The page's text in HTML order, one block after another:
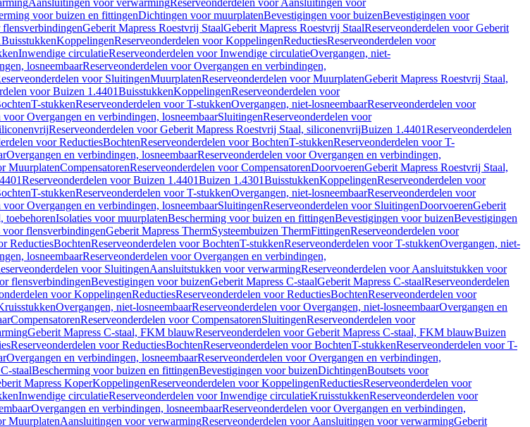
Aansluitingen voor verwarmingReserveonderdelen voor Aansluitingen voor
voor buizen en fittingenDichtingen voor muurplatenBevestigingen voor buizenBevestigingen voor
Geberit Mapress Roestvrij StaalGeberit Mapress Roestvrij StaalReserveonderdelen voor Geberit
BuisstukkenKoppelingenReserveonderdelen voor KoppelingenReductiesReserveonderdelen voor
Inwendige circulatieReserveonderdelen voor Inwendige circulatieOvergangen, niet-
losneembaarReserveonderdelen voor Overgangen en verbindingen,
voor SluitingenMuurplatenReserveonderdelen voor MuurplatenGeberit Mapress Roestvrij Staal,
voor Buizen 1.4401BuisstukkenKoppelingenReserveonderdelen voor
T-stukkenReserveonderdelen voor T-stukkenOvergangen, niet-losneembaarReserveonderdelen voor
voor Overgangen en verbindingen, losneembaarSluitingenReserveonderdelen voor
Reserveonderdelen voor Geberit Mapress Roestvrij Staal, siliconenvrijBuizen 1.4401Reserveonderdelen
voor ReductiesBochtenReserveonderdelen voor BochtenT-stukkenReserveonderdelen voor T-
Overgangen en verbindingen, losneembaarReserveonderdelen voor Overgangen en verbindingen,
MuurplatenCompensatorenReserveonderdelen voor CompensatorenDoorvoerenGeberit Mapress Roestvrij Staal,
Reserveonderdelen voor Buizen 1.4401Buizen 1.4301BuisstukkenKoppelingenReserveonderdelen voor
T-stukkenReserveonderdelen voor T-stukkenOvergangen, niet-losneembaarReserveonderdelen voor
voor Overgangen en verbindingen, losneembaarSluitingenReserveonderdelen voor SluitingenDoorvoerenGeberit
toebehorenIsolaties voor muurplatenBescherming voor buizen en fittingenBevestigingen voor buizenBevestigingen
voor flensverbindingenGeberit Mapress ThermSysteembuizen ThermFittingenReserveonderdelen voor
ReductiesBochtenReserveonderdelen voor BochtenT-stukkenReserveonderdelen voor T-stukkenOvergangen, niet-
losneembaarReserveonderdelen voor Overgangen en verbindingen,
voor SluitingenAansluitstukken voor verwarmingReserveonderdelen voor Aansluitstukken voor
flensverbindingenBevestigingen voor buizenGeberit Mapress C-staalGeberit Mapress C-staalReserveonderdelen
voor KoppelingenReductiesReserveonderdelen voor ReductiesBochtenReserveonderdelen voor
Overgangen, niet-losneembaarReserveonderdelen voor Overgangen, niet-losneembaarOvergangen en
CompensatorenReserveonderdelen voor CompensatorenSluitingenReserveonderdelen voor
Geberit Mapress C-staal, FKM blauwReserveonderdelen voor Geberit Mapress C-staal, FKM blauwBuizen
Reserveonderdelen voor ReductiesBochtenReserveonderdelen voor BochtenT-stukkenReserveonderdelen voor T-
Overgangen en verbindingen, losneembaarReserveonderdelen voor Overgangen en verbindingen,
staalBescherming voor buizen en fittingenBevestigingen voor buizenDichtingenBoutsets voor
Mapress KoperKoppelingenReserveonderdelen voor KoppelingenReductiesReserveonderdelen voor
Inwendige circulatieReserveonderdelen voor Inwendige circulatieKruisstukkenReserveonderdelen voor
Overgangen en verbindingen, losneembaarReserveonderdelen voor Overgangen en verbindingen,
MuurplatenAansluitingen voor verwarmingReserveonderdelen voor Aansluitingen voor verwarmingGeberit